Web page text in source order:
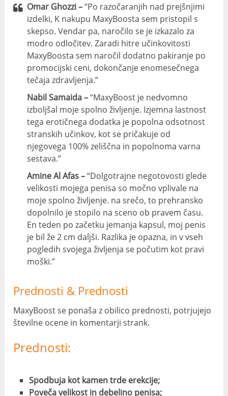
Omar Ghozzi –“Po razočaranjih nad prejšnjimi
izdelki, K nakupu MaxyBoosta sem pristopil s
skepso. Vendar pa, naročilo se je izkazalo za
modro odločitev. Zaradi hitre učinkovitosti
MaxyBoosta sem naročil dodatno pakiranje po
promocijski ceni, dokončanje enomesečnega
tečaja zdravljenja.”
Nabil Samaida –“MaxyBoost je nedvomno
izboljšal moje spolno življenje. Izjemna lastnost
tega erotičnega dodatka je popolna odsotnost
stranskih učinkov, kot se pričakuje od
njegovega 100% zeliščna in popolnoma varna
sestava.”
Amine Al Afas –“Dolgotrajne negotovosti glede
velikosti mojega penisa so močno vplivale na
moje spolno življenje. na srečo, to prehransko
dopolnilo je stopilo na sceno ob pravem času.
En teden po začetku jemanja kapsul, moj penis
je bil že 2 cm daljši. Razlika je opazna, in v vseh
pogledih svojega življenja se počutim kot pravi
moški.”
Prednosti & Prednosti
MaxyBoost se ponaša z obilico prednosti, potrjujejo
številne ocene in komentarji strank.
Prednosti:
Spodbuja kot kamen trde erekcije;
Poveča velikost in debelino penisa;